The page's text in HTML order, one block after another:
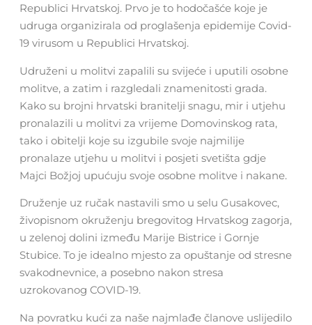
Republici Hrvatskoj. Prvo je to hodočašće koje je
udruga organizirala od proglašenja epidemije Covid-
19 virusom u Republici Hrvatskoj.
Udruženi u molitvi zapalili su svijeće i uputili osobne
molitve, a zatim i razgledali znamenitosti grada.
Kako su brojni hrvatski branitelji snagu, mir i utjehu
pronalazili u molitvi za vrijeme Domovinskog rata,
tako i obitelji koje su izgubile svoje najmilije
pronalaze utjehu u molitvi i posjeti svetišta gdje
Majci Božjoj upućuju svoje osobne molitve i nakane.
Druženje uz ručak nastavili smo u selu Gusakovec,
živopisnom okruženju bregovitog Hrvatskog zagorja,
u zelenoj dolini između Marije Bistrice i Gornje
Stubice. To je idealno mjesto za opuštanje od stresne
svakodnevnice, a posebno nakon stresa
uzrokovanog COVID-19.
Na povratku kući za naše najmlađe članove uslijedilo